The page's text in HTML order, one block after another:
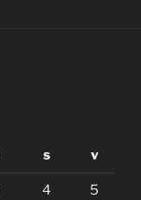
s v
4 5